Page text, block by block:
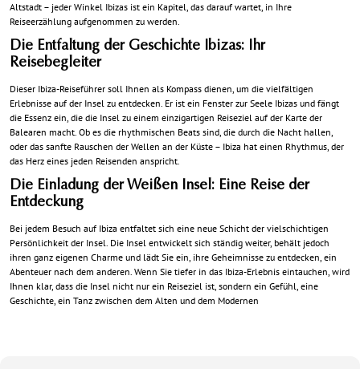
Altstadt – jeder Winkel Ibizas ist ein Kapitel, das darauf wartet, in Ihre
Reiseerzählung aufgenommen zu werden.
Die Entfaltung der Geschichte Ibizas: Ihr
Reisebegleiter
Dieser Ibiza-Reiseführer soll Ihnen als Kompass dienen, um die vielfältigen
Erlebnisse auf der Insel zu entdecken. Er ist ein Fenster zur Seele Ibizas und fängt
die Essenz ein, die die Insel zu einem einzigartigen Reiseziel auf der Karte der
Balearen macht. Ob es die rhythmischen Beats sind, die durch die Nacht hallen,
oder das sanfte Rauschen der Wellen an der Küste – Ibiza hat einen Rhythmus, der
das Herz eines jeden Reisenden anspricht.
Die Einladung der Weißen Insel: Eine Reise der
Entdeckung
Bei jedem Besuch auf Ibiza entfaltet sich eine neue Schicht der vielschichtigen
Persönlichkeit der Insel. Die Insel entwickelt sich ständig weiter, behält jedoch
ihren ganz eigenen Charme und lädt Sie ein, ihre Geheimnisse zu entdecken, ein
Abenteuer nach dem anderen. Wenn Sie tiefer in das Ibiza-Erlebnis eintauchen, wird
Ihnen klar, dass die Insel nicht nur ein Reiseziel ist, sondern ein Gefühl, eine
Geschichte, ein Tanz zwischen dem Alten und dem Modernen